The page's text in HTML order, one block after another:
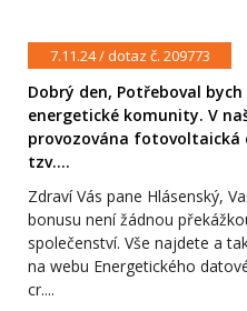
7.11.24 / dotaz č. 209773
Dobrý den, Potřeboval
energetické komunity. V
provozována fotovoltaická
tzv....
Zdraví Vás pane Hlásenský,
bonusu není žádnou
společenství. Vše najdete a
na webu Energetického
cr....